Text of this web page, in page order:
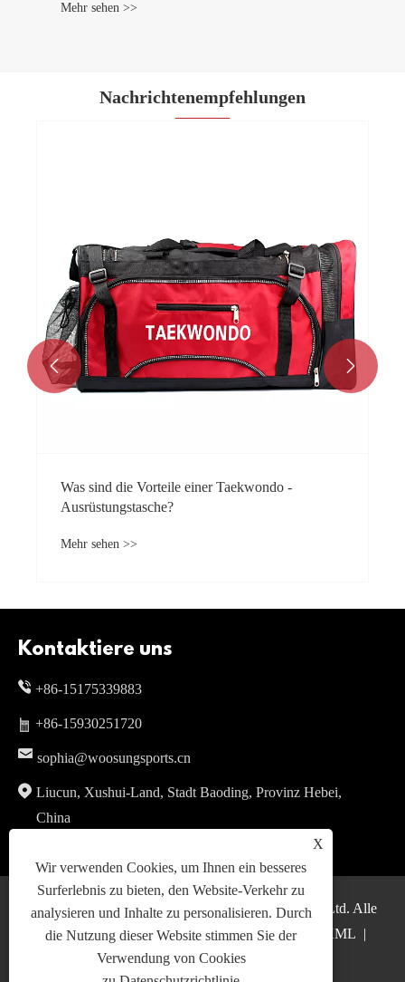
Mehr sehen >>
Nachrichtenempfehlungen
Was sind die Vorteile einer Taekwondo -
Ausrüstungstasche?
Mehr sehen >>
 
Kontaktiere uns
+86-15175339883
+86-15930251720
sophia@woosungsports.cn
Liucun, Xushui-Land, Stadt Baoding, Provinz Hebei,
China
Copyright © 2024 WOOSUNG Sports Goods Co., Ltd. Alle
Rechte vorbehalten.Links|Sitemap | RSS XML |
Datenschutzrichtlinie
X
Wir verwenden Cookies, um Ihnen ein besseres
Surferlebnis zu bieten, den Website-Verkehr zu
analysieren und Inhalte zu personalisieren. Durch
die Nutzung dieser Website stimmen Sie der
Verwendung von Cookies